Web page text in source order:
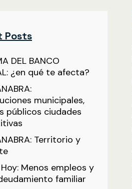
Posts
DEL BANCO
¿en qué te afecta?
municipales,
públicos ciudades
Territorio y
Menos empleos y
familiar